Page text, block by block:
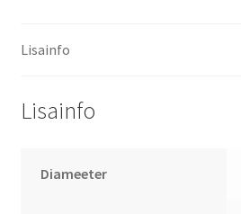
Lisainfo
Lisainfo
Diameeter